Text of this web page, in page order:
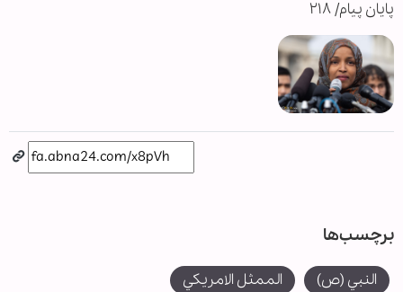
پایان پیام/ ۲۱۸
برچسب‌ها
النبي (ص) الممثل الامريكي